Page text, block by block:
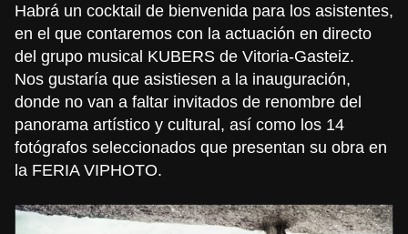
Habrá un cocktail de bienvenida para los asistentes,
en el que contaremos con la actuación en directo
del grupo musical KUBERS de Vitoria-Gasteiz.
Nos gustaría que asistiesen a la inauguración,
donde no van a faltar invitados de renombre del
panorama artístico y cultural, así como los 14
fotógrafos seleccionados que presentan su obra en
la FERIA VIPHOTO.